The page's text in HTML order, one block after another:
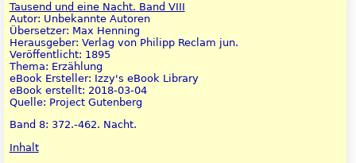
Tausend und eine Nacht. Band VIII
Autor: Unbekannte Autoren
Übersetzer: Max Henning
Herausgeber: Verlag von Philipp Reclam jun.
Veröffentlicht: 1895
Thema: Erzählung
eBook Ersteller: Izzy's eBook Library
eBook erstellt: 2018-03-04
Quelle: Project Gutenberg
Band 8: 372.-462. Nacht.
Inhalt